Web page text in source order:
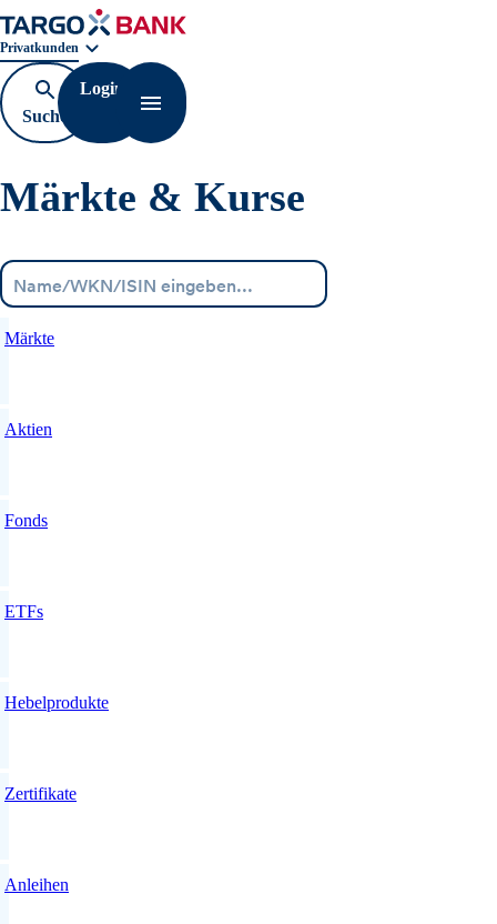
Geschäftsbereichnavigation. Aktuelle Auswahl:
Privatkunden
Suche
öffnen
Login
Navigation öffnen
Märkte & Kurse
Märkte
Aktien
Fonds
ETFs
Hebelprodukte
Zertifikate
Anleihen